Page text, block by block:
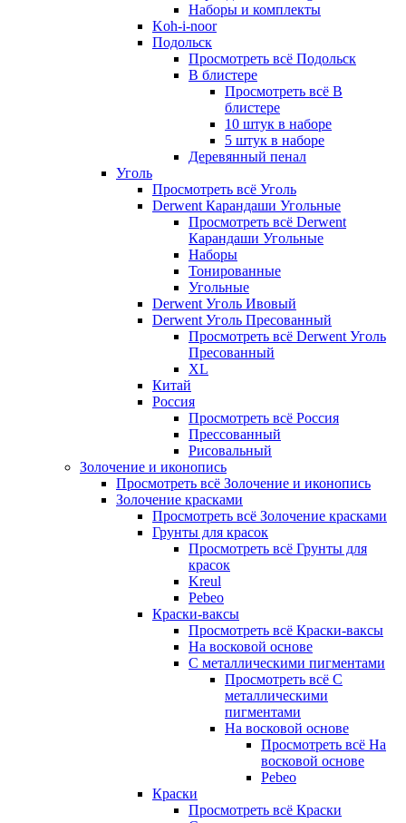
Наборы и комплекты
Koh-i-noor
Подольск
Просмотреть всё Подольск
В блистере
Просмотреть всё В
блистере
10 штук в наборе
5 штук в наборе
Деревянный пенал
Уголь
Просмотреть всё Уголь
Derwent Карандаши Угольные
Просмотреть всё Derwent
Карандаши Угольные
Наборы
Тонированные
Угольные
Derwent Уголь Ивовый
Derwent Уголь Пресованный
Просмотреть всё Derwent Уголь
Пресованный
XL
Китай
Россия
Просмотреть всё Россия
Прессованный
Рисовальный
Золочение и иконопись
Просмотреть всё Золочение и иконопись
Золочение красками
Просмотреть всё Золочение красками
Грунты для красок
Просмотреть всё Грунты для
красок
Kreul
Pebeo
Краски-ваксы
Просмотреть всё Краски-ваксы
На восковой основе
С металлическими пигментами
Просмотреть всё С
металлическими
пигментами
На восковой основе
Просмотреть всё На
восковой основе
Pebeo
Краски
Просмотреть всё Краски